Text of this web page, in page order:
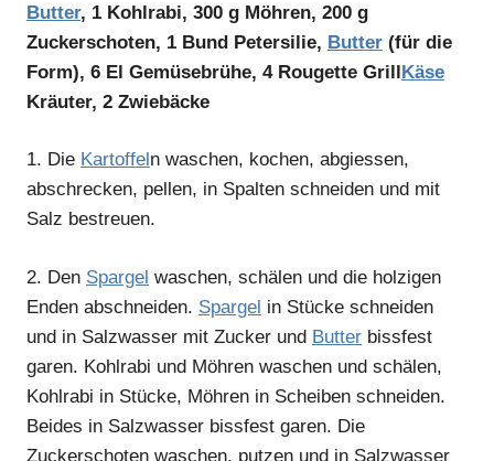
Butter, 1 Kohlrabi, 300 g Möhren, 200 g
Zuckerschoten, 1 Bund Petersilie, Butter (für die
Form), 6 El Gemüsebrühe, 4 Rougette GrillKäse
Kräuter, 2 Zwiebäcke
1. Die Kartoffeln waschen, kochen, abgiessen,
abschrecken, pellen, in Spalten schneiden und mit
Salz bestreuen.
2. Den Spargel waschen, schälen und die holzigen
Enden abschneiden. Spargel in Stücke schneiden
und in Salzwasser mit Zucker und Butter bissfest
garen. Kohlrabi und Möhren waschen und schälen,
Kohlrabi in Stücke, Möhren in Scheiben schneiden.
Beides in Salzwasser bissfest garen. Die
Zuckerschoten waschen, putzen und in Salzwasser